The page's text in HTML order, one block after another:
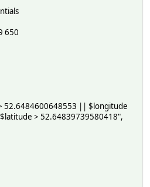
650
52.6484600648553 || $longitude
> 52.64839739580418",